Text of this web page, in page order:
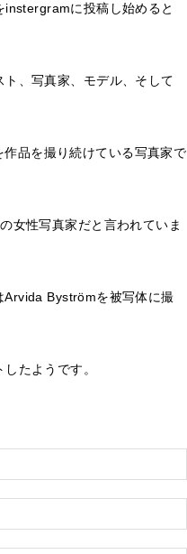
instergramに投稿し始めると
、写真家、モデル、そして
品を撮り続けている写真家で
女性写真家だと言われていま
Byströmを被写体に撮
たようです。